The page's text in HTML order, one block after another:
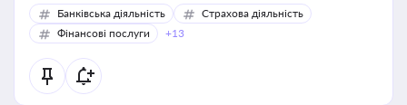
Банківська діяльність
Страхова діяльність
Фінансові послуги
+13